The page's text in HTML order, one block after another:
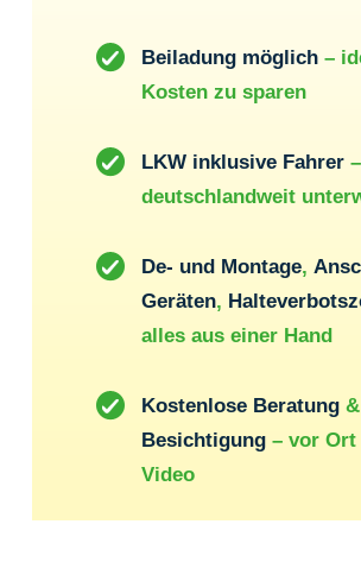
Beiladung möglich –
Kosten zu sparen
LKW inklusive Fahrer –
deutschlandweit
De- und Montage,
Geräten,
alles aus einer Hand
Kostenlose Beratung &
Besichtigung – vor
Video